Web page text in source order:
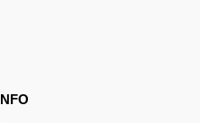
INFO